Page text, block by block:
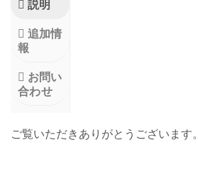
説明
追加情
報
お問い
合わせ
ご覧いただきありがとうございます。